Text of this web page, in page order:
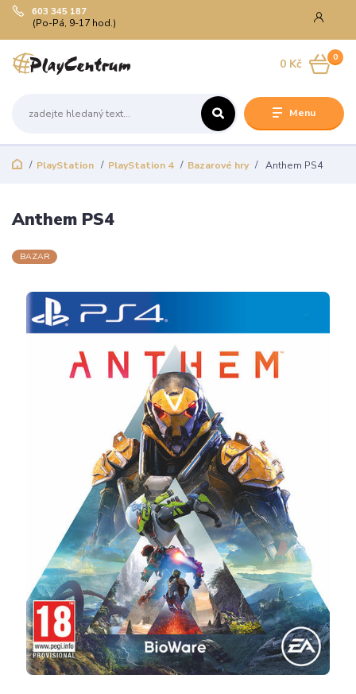
Menu
603 345 187
(Po-Pá, 9-17 hod.)
0
0 Kč
PlayStation PlayStation 4 Bazarové hry Anthem PS4
Anthem PS4
BAZAR